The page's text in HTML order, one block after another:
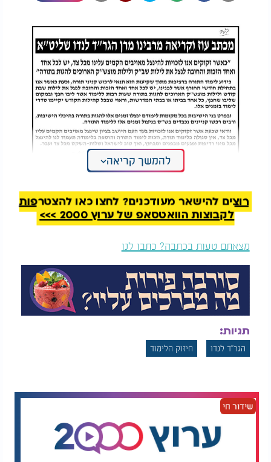
להמשך קריאה
רוצים להישאר מעודכנים? לחצו כאן להצטרפות
לקבוצות הוואטסאפ של ערוץ 2000 >>>
מצאתם טעות בכתבה? כתבו לנו
תגיות:
הגר"ד לנדו חיזוק הלימוד
שידור חי